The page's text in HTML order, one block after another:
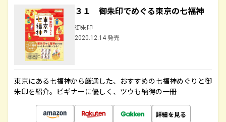
３１ 御朱印でめぐる東京の七福神
御朱印
2020.12.14 発売
東京にある七福神から厳選した、おすすめの七福神めぐりと御
朱印を紹介。ビギナーに優しく、ツウも納得の一冊
詳細を見る